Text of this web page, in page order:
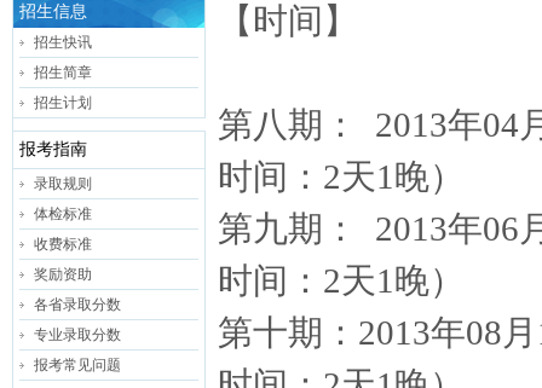
招生信息
招生快讯
招生简章
招生计划
报考指南
录取规则
体检标准
收费标准
奖励资助
各省录取分数
专业录取分数
报考常见问题
【时间】
第八期： 2013年04
时间：2天1晚）
第九期： 2013年06
时间：2天1晚）
第十期：2013年08